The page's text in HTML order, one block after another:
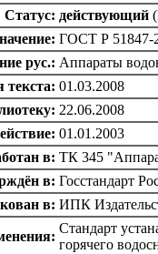
Статус: действующий
ГОСТ Р 51847-
рус.: Аппараты
текста: 01.03.2008
22.06.2008
01.01.2003
в: ТК 345
в: Госстандарт
в: ИПК
Стандарт
горячего